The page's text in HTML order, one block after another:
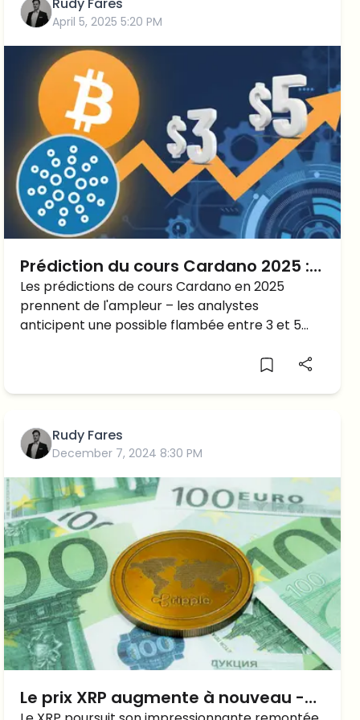
Rudy Fares
April 5, 2025 5:20 PM
Prédiction du cours Cardano 2025 :
L'intégration de BTC fera-t-elle
monter le cours de l'ADA à 3 ou 5
dollars ?
Les prédictions de cours Cardano en 2025
prennent de l'ampleur – les analystes
anticipent une possible flambée entre 3 et 5
Rudy Fares
December 7, 2024 8:30 PM
Le prix XRP augmente à nouveau -